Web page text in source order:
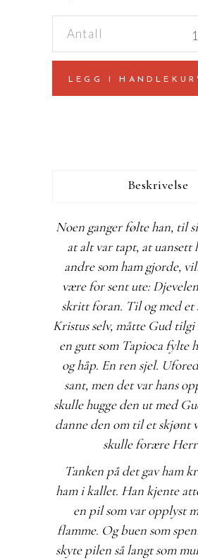
legger
øde
LEGG I
Beskrivelse
Noen ganger følte han, til
at alt var tapt, at uansett
andre som ham gjorde,
være for sent ute:
skritt foran. Til og med
Kristus selv, måtte Gud
en gutt som Tapioca fylte
og håp. En ren sjel.
sant, men det var hans
skulle hugge den ut med
danne den om til et skjønt
skulle forære
Tanken på det gav ham
ham i kallet. Han kjente
en pil som var opplyst
flamme. Og buen som
skyte pilen så langt som